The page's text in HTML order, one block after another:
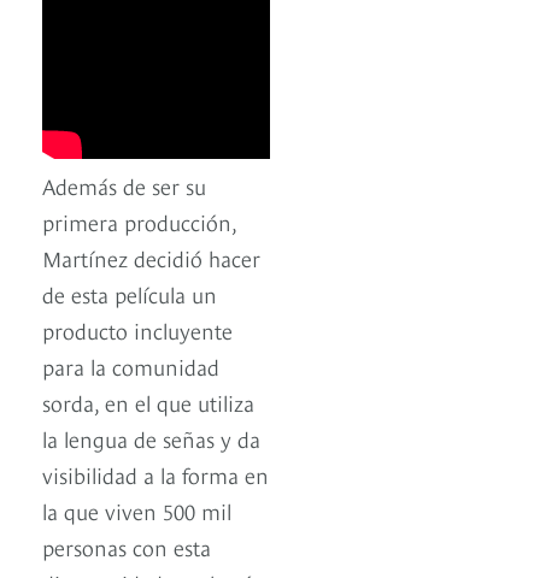
Además de ser su
primera producción,
Martínez decidió hacer
de esta película un
producto incluyente
para la comunidad
sorda, en el que utiliza
la lengua de señas y da
visibilidad a la forma en
la que viven 500 mil
personas con esta